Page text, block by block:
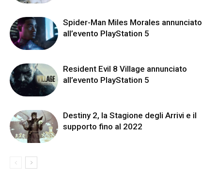
Spider-Man Miles Morales annunciato
all’evento PlayStation 5
Resident Evil 8 Village annunciato
all’evento PlayStation 5
Destiny 2, la Stagione degli Arrivi e il
supporto fino al 2022